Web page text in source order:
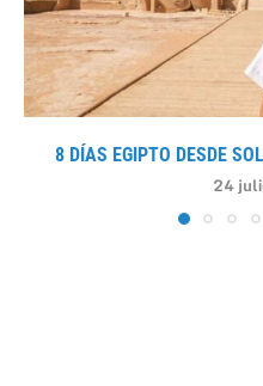
8 DÍAS EGIPTO DESDE
24